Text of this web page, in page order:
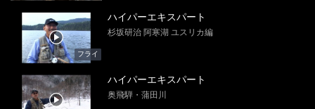
フライ
ハイパーエキスパート
杉坂研治 阿寒湖 ユスリカ編
ハイパーエキスパート
奥飛騨・蒲田川